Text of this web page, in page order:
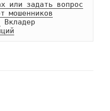
или задать вопрос
мошенников